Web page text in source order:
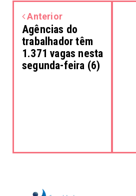
Anterior
Agências do
trabalhador têm
1.371 vagas nesta
segunda-feira (6)